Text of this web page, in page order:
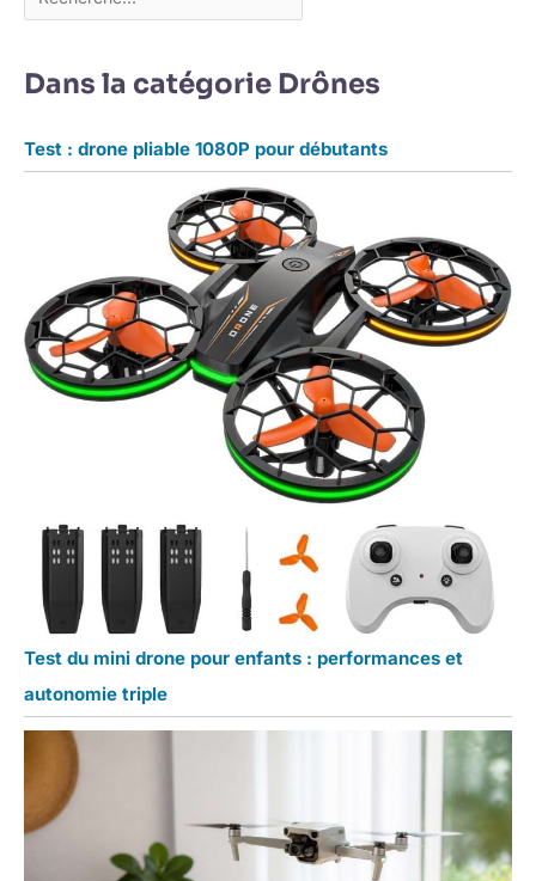
Dans la catégorie Drônes
Test : drone pliable 1080P pour débutants
Test du mini drone pour enfants : performances et
autonomie triple